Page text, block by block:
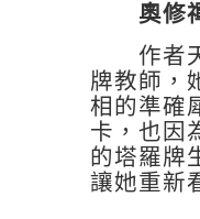
奧修
作者天
牌教師，
相的準確
卡，也因
的塔羅牌
讓她重新